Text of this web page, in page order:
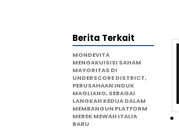
Berita Terkait
MONDEVITA
MENGAKUISISI SAHAM
MAYORITAS DI
UNDERSCORE DISTRICT,
PERUSAHAAN INDUK
MAGLIANO, SEBAGAI
LANGKAH KEDUA DALAM
MEMBANGUN PLATFORM
MEREK MEWAH ITALIA
BARU